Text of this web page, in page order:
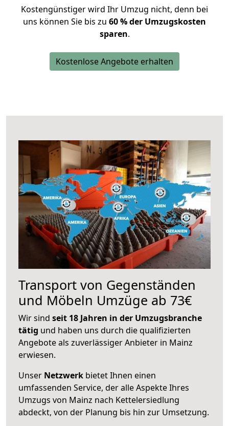
Kostengünstiger wird Ihr Umzug nicht, denn bei
uns können Sie bis zu 60 % der Umzugskosten
sparen.
Kostenlose Angebote erhalten
Transport von Gegenständen
und Möbeln Umzüge ab 73€
Wir sind seit 18 Jahren in der Umzugsbranche
tätig und haben uns durch die qualifizierten
Angebote als zuverlässiger Anbieter in Mainz
erwiesen.
Unser Netzwerk bietet Ihnen einen
umfassenden Service, der alle Aspekte Ihres
Umzugs von Mainz nach Kettelersiedlung
abdeckt, von der Planung bis hin zur Umsetzung.